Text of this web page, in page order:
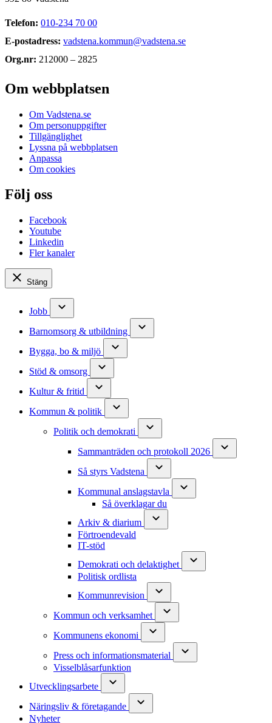
Telefon: 010-234 70 00
E-postadress: vadstena.kommun@vadstena.se
Org.nr: 212000 – 2825
Om webbplatsen
Om Vadstena.se
Om personuppgifter
Tillgänglighet
Lyssna på webbplatsen
Anpassa
Om cookies
Följ oss
Facebook
Youtube
Linkedin
Fler kanaler
Stäng
Jobb
Barnomsorg & utbildning
Bygga, bo & miljö
Stöd & omsorg
Kultur & fritid
Kommun & politik
Politik och demokrati
Sammanträden och protokoll 2026
Så styrs Vadstena
Kommunal anslagstavla
Så överklagar du
Arkiv & diarium
Förtroendevald
IT-stöd
Demokrati och delaktighet
Politisk ordlista
Kommunrevision
Kommun och verksamhet
Kommunens ekonomi
Press och informationsmaterial
Visselblåsarfunktion
Utvecklingsarbete
Näringsliv & företagande
Nyheter